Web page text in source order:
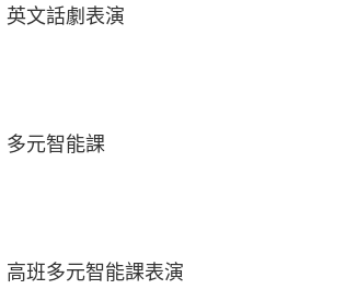
英文話劇表演
多元智能課
高班多元智能課表演